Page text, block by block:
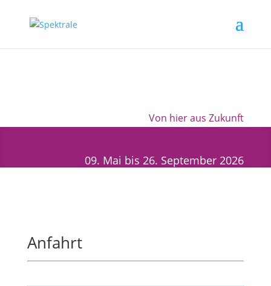
Von hier aus Zukunft
09. Mai bis 26. September 2026
Anfahrt